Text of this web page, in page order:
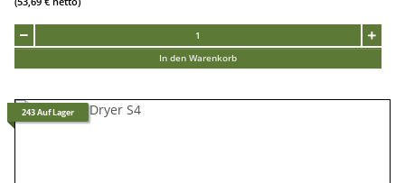
In den Warenkorb
243 Auf Lager